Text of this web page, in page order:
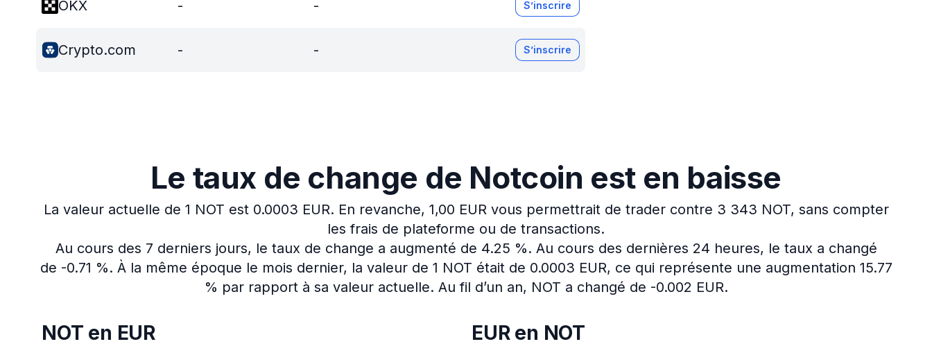
OKX - - S’inscrire
Crypto.com - - S’inscrire
Le taux de change de Notcoin est en baisse
La valeur actuelle de 1 NOT est 0.0003 EUR. En revanche, 1,00 EUR vous permettrait de trader contre 3 343 NOT, sans compter
les frais de plateforme ou de transactions.
Au cours des 7 derniers jours, le taux de change a augmenté de 4.25 %. Au cours des dernières 24 heures, le taux a changé
de -0.71 %. À la même époque le mois dernier, la valeur de 1 NOT était de 0.0003 EUR, ce qui représente une augmentation 15.77
% par rapport à sa valeur actuelle. Au fil d’un an, NOT a changé de -0.002 EUR.
NOT en EUR EUR en NOT